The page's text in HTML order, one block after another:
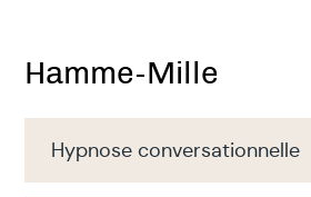
Hamme-Mille
Hypnose conversationnelle